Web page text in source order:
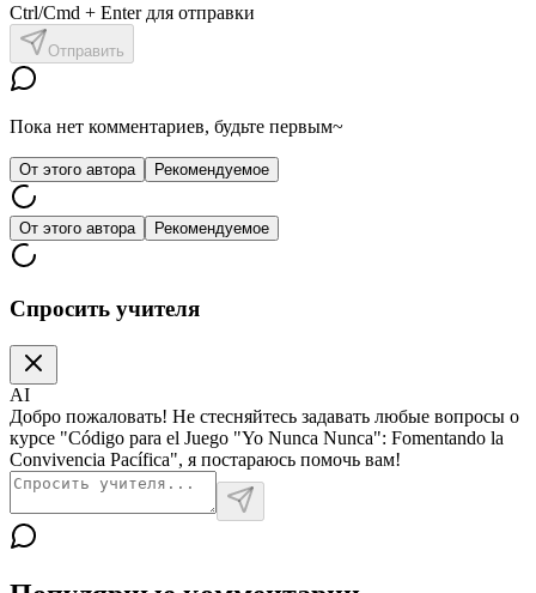
Ctrl/Cmd + Enter для отправки
Отправить
Пока нет комментариев, будьте первым~
От этого автора Рекомендуемое
От этого автора Рекомендуемое
Спросить учителя
AI
Добро пожаловать! Не стесняйтесь задавать любые вопросы о
курсе "Código para el Juego "Yo Nunca Nunca": Fomentando la
Convivencia Pacífica", я постараюсь помочь вам!